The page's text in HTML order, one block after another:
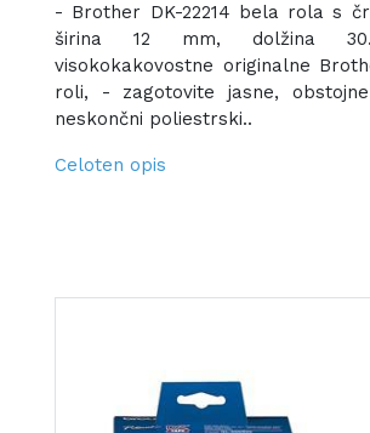
- Brother DK-22214 bela rola s
širina 12 mm, dolžina
visokokakovostne originalne
roli, - zagotovite jasne,
neskončni poliestrski..
Celoten opis